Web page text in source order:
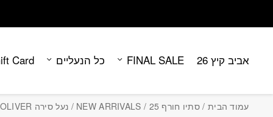
אביב קיץ 26 FINAL SALE כל הנעליים Card
עמוד הבית / סתיו חורף 25 /
NEW ARRIVALS / נעל סירה OLIVER